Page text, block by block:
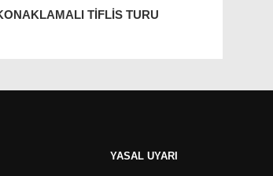
TIFLIS TURU
YASAL UYARI